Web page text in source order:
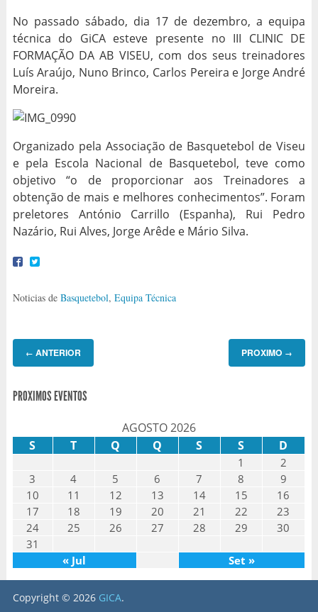
No passado sábado, dia 17 de dezembro, a equipa
técnica do GiCA esteve presente no III CLINIC DE
FORMAÇÃO DA AB VISEU, com dos seus treinadores
Luís Araújo, Nuno Brinco, Carlos Pereira e Jorge André
Moreira.
Organizado pela Associação de Basquetebol de Viseu
e pela Escola Nacional de Basquetebol, teve como
objetivo “o de proporcionar aos Treinadores a
obtenção de mais e melhores conhecimentos”. Foram
preletores António Carrillo (Espanha), Rui Pedro
Nazário, Rui Alves, Jorge Arêde e Mário Silva.
Noticias de Basquetebol, Equipa Técnica
← ANTERIOR PROXIMO →
PROXIMOS EVENTOS
AGOSTO 2026
S
T Q Q S S D
1
2
3
4 5 6 7 8
9
10
11 12 13 14 15
16
17
18 19 20 21 22
23
24
25 26 27 28 29
30
31
« Jul
Set »
Copyright © 2026 GICA.